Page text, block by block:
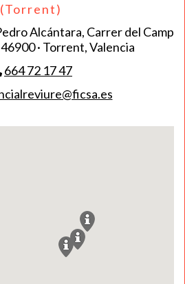
(Torrent)
Alcántara, Carrer del Camp
· Torrent, Valencia
664 72 17 47